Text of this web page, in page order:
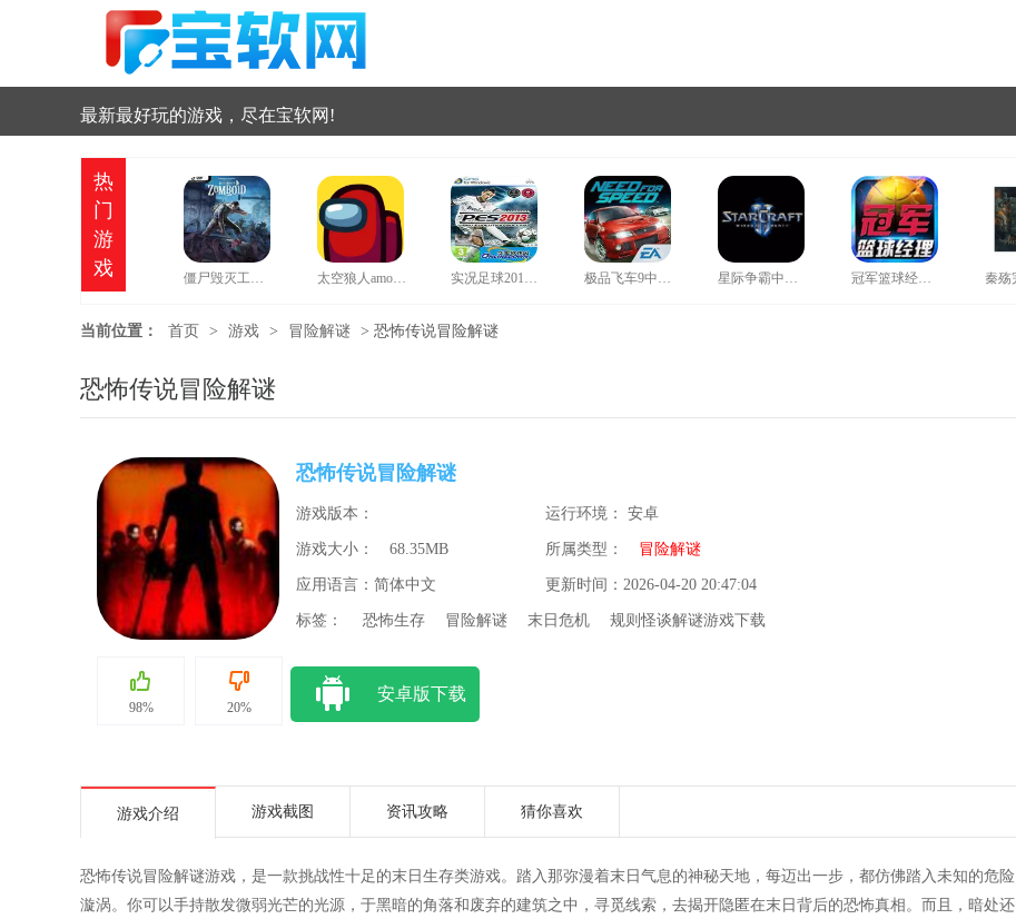
最新最好玩的游戏，尽在宝软网!
热
门
游
戏
僵尸毁灭工程中文版 太空狼人amongus中文版 实况足球2013中文补丁 极品飞车9中文补丁 星际争霸中文补丁 冠军篮球经理2存档
当前位置： 首页 > 游戏 > 冒险解谜 > 恐怖传说冒险解谜
恐怖传说冒险解谜
98% 20%
恐怖传说冒险解谜
游戏版本： 运行环境： 安卓
游戏大小： 68.35MB 所属类型： 冒险解谜
应用语言：简体中文 更新时间：2026-04-20 20:47:04
标签： 恐怖生存 冒险解谜 末日危机 规则怪谈解谜游戏下载
安卓版下载
游戏介绍 游戏截图 资讯攻略 猜你喜欢
恐怖传说冒险解谜游戏，是一款挑战性十足的末日生存类游戏。踏入那弥漫着末日气息的神秘天地，每迈出一步，都仿佛踏入未知的危险
漩涡。你可以手持散发微弱光芒的光源，于黑暗的角落和废弃的建筑之中，寻觅线索，去揭开隐匿在末日背后的恐怖真相。而且，暗处还